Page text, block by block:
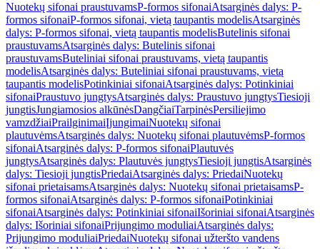
Nuotekų sifonai praustuvamsP-formos sifonaiAtsarginės dalys: P-
formos sifonaiP-formos sifonai, vietą taupantis modelisAtsarginės
dalys: P-formos sifonai, vietą taupantis modelisButelinis sifonai
praustuvamsAtsarginės dalys: Butelinis sifonai
praustuvamsButeliniai sifonai praustuvams, vietą taupantis
modelisAtsarginės dalys: Buteliniai sifonai praustuvams, vietą
taupantis modelisPotinkiniai sifonaiAtsarginės dalys: Potinkiniai
sifonaiPraustuvo jungtysAtsarginės dalys: Praustuvo jungtysTiesioji
jungtisJungiamosios alkūnėsDangčiaiTarpinėsPersiliejimo
vamzdžiaiPrailginimaiĮjungimaiNuotekų sifonai
plautuvėmsAtsarginės dalys: Nuotekų sifonai plautuvėmsP-formos
sifonaiAtsarginės dalys: P-formos sifonaiPlautuvės
jungtysAtsarginės dalys: Plautuvės jungtysTiesioji jungtisAtsarginės
dalys: Tiesioji jungtisPriedaiAtsarginės dalys: PriedaiNuotekų
sifonai prietaisamsAtsarginės dalys: Nuotekų sifonai prietaisamsP-
formos sifonaiAtsarginės dalys: P-formos sifonaiPotinkiniai
sifonaiAtsarginės dalys: Potinkiniai sifonaiIšoriniai sifonaiAtsarginės
dalys: Išoriniai sifonaiPrijungimo moduliaiAtsarginės dalys:
Prijungimo moduliaiPriedaiNuotekų sifonai užteršto vandens